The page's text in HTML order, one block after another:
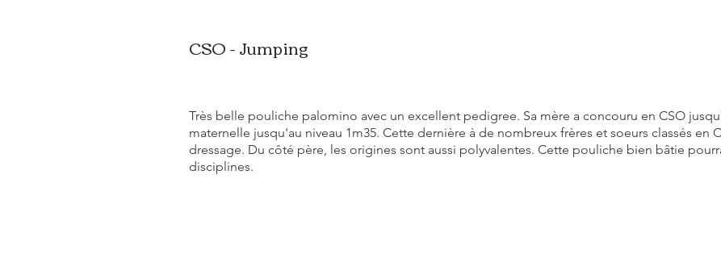
CSO - Jumping
Très belle pouliche palomino avec un excellent pedigree. Sa mère a concouru en CSO
maternelle jusqu'au niveau 1m35. Cette dernière à de nombreux frères et soeurs classés en
dressage. Du côté père, les origines sont aussi polyvalentes. Cette pouliche bien bâtie
disciplines.